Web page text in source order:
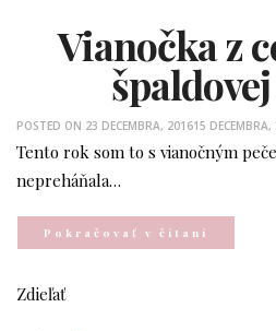
Vianočka z
POSTED ON 23 DECEMBRA, 201615
Tento rok som to s vianočným
nepreháňala…
Pokračovať v čítaní
Zdieľať